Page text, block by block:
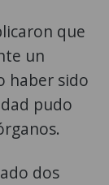
que
un
haber sido
pudo
dos